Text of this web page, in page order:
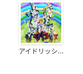
アイドリッシ...